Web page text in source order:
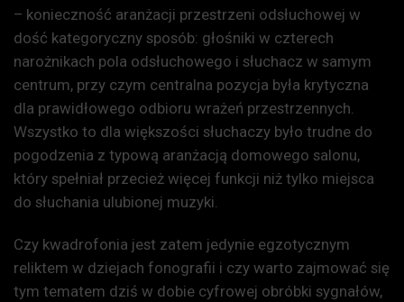
– konieczność aranżacji przestrzeni odsłuchowej w
dość kategoryczny sposób: głośniki w czterech
narożnikach pola odsłuchowego i słuchacz w samym
centrum, przy czym centralna pozycja była krytyczna
dla prawidłowego odbioru wrażeń przestrzennych.
Wszystko to dla większości słuchaczy było trudne do
pogodzenia z typową aranżacją domowego salonu,
który spełniał przecież więcej funkcji niż tylko miejsca
do słuchania ulubionej muzyki.
Czy kwadrofonia jest zatem jedynie egzotycznym
reliktem w dziejach fonografii i czy warto zajmować się
tym tematem dziś w dobie cyfrowej obróbki sygnałów,